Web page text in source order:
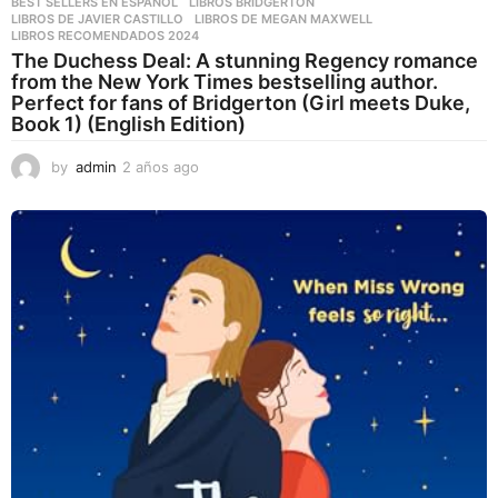
LIBROS DE JAVIER CASTILLO
,LIBROS DE MEGAN MAXWELL
LIBROS RECOMENDADOS 2024
The Duchess Deal: A stunning Regency romance
from the New York Times bestselling author.
Perfect for fans of Bridgerton (Girl meets Duke,
Book 1) (English Edition)
by admin 2 años ago
ñ
s
a
g